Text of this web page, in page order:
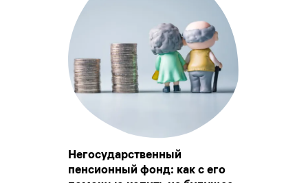
Негосударственный
пенсионный фонд: как с его